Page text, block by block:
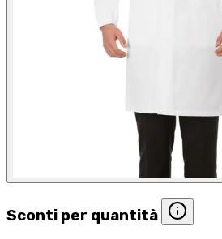
Sconti per quantità